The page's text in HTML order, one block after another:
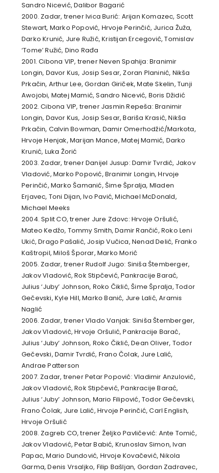
Sandro Nicević, Dalibor Bagarić
2000. Zadar, trener Ivica Burić: Arijan Komazec, Scott
Stewart, Marko Popović, Hrvoje Perinčić, Jurica Žuža,
Darko Krunić, Jure Ružić, Kristijan Ercegović, Tomislav
‘Tome’ Ružić, Dino Rađa
2001. Cibona VIP, trener Neven Spahija: Branimir
Longin, Davor Kus, Josip Sesar, Zoran Planinić, Nikša
Prkačin, Arthur Lee, Gordan Giriček, Mate Skelin, Tunji
Awojobi, Matej Mamić, Sandro Nicević, Boris Džidić
2002. Cibona VIP, trener Jasmin Repeša: Branimir
Longin, Davor Kus, Josip Sesar, Bariša Krasić, Nikša
Prkačin, Calvin Bowman, Damir Omerhodžić/Markota,
Hrvoje Henjak, Marijan Mance, Matej Mamić, Darko
Krunić, Luka Žorić
2003. Zadar, trener Danijel Jusup: Damir Tvrdić, Jakov
Vladović, Marko Popović, Branimir Longin, Hrvoje
Perinčić, Marko Šamanić, Šime Špralja, Mladen
Erjavec, Toni Dijan, Ivo Pavić, Michael McDonald,
Michael Meeks
2004. Split CO, trener Jure Zdovc: Hrvoje Oršulić,
Mateo Kedžo, Tommy Smith, Damir Rančić, Roko Leni
Ukić, Drago Pašalić, Josip Vučica, Nenad Delić, Franko
Kaštropil, Miloš Šporar, Marko Morić
2005. Zadar, trener Rudolf Jugo: Siniša Štemberger,
Jakov Vladović, Rok Stipčević, Pankracije Barać,
Julius ‘Juby’ Johnson, Roko Čiklić, Šime Špralja, Todor
Gečevski, Kyle Hill, Marko Banić, Jure Lalić, Aramis
Naglić
2006. Zadar, trener Vlado Vanjak: Siniša Štemberger,
Jakov Vladović, Hrvoje Oršulić, Pankracije Barać,
Julius ‘Juby’ Johnson, Roko Čiklić, Dean Oliver, Todor
Gečevski, Damir Tvrdić, Frano Čolak, Jure Lalić,
Andrae Patterson
2007. Zadar, trener Petar Popović: Vladimir Anzulović,
Jakov Vladović, Rok Stipčević, Pankracije Barać,
Julius ‘Juby’ Johnson, Mario Filipović, Todor Gečevski,
Frano Čolak, Jure Lalić, Hrvoje Perinčić, Carl English,
Hrvoje Oršulić
2008. Zagreb CO, trener Željko Pavličević: Ante Tomić,
Jakov Vladović, Petar Babić, Krunoslav Simon, Ivan
Papac, Mario Dundović, Hrvoje Kovačević, Nikola
Garma, Denis Vrsaljko, Filip Bašljan, Gordan Zadravec,